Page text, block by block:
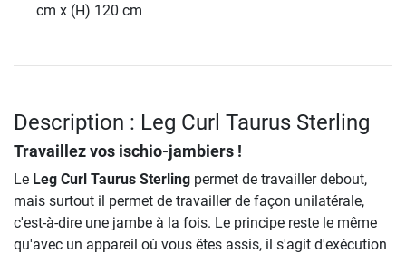
cm x (H) 120 cm
Description : Leg Curl Taurus Sterling
Travaillez vos ischio-jambiers !
Le Leg Curl Taurus Sterling permet de travailler debout,
mais surtout il permet de travailler de façon unilatérale,
c'est-à-dire une jambe à la fois. Le principe reste le même
qu'avec un appareil où vous êtes assis, il s'agit d'exécution